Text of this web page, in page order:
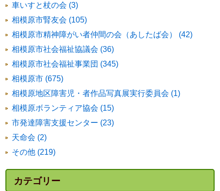
車いすと杖の会 (3)
相模原市腎友会 (105)
相模原市精神障がい者仲間の会（あしたば会） (42)
相模原市社会福祉協議会 (36)
相模原市社会福祉事業団 (345)
相模原市 (675)
相模原地区障害児・者作品写真展実行委員会 (1)
相模原ボランティア協会 (15)
市発達障害支援センター (23)
天命会 (2)
その他 (219)
カテゴリー